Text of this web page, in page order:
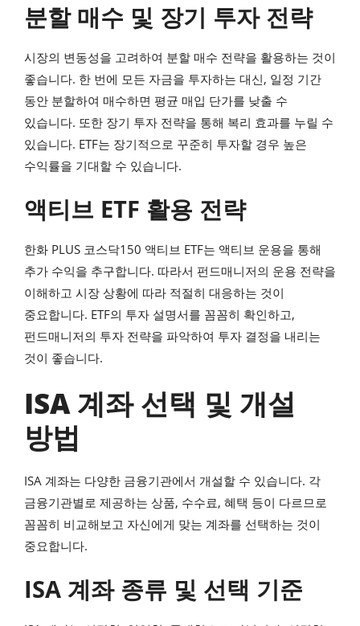
분할 매수 및 장기 투자 전략
시장의 변동성을 고려하여 분할 매수 전략을 활용하는 것이
좋습니다. 한 번에 모든 자금을 투자하는 대신, 일정 기간
동안 분할하여 매수하면 평균 매입 단가를 낮출 수
있습니다. 또한 장기 투자 전략을 통해 복리 효과를 누릴 수
있습니다. ETF는 장기적으로 꾸준히 투자할 경우 높은
수익률을 기대할 수 있습니다.
액티브 ETF 활용 전략
한화 PLUS 코스닥150 액티브 ETF는 액티브 운용을 통해
추가 수익을 추구합니다. 따라서 펀드매니저의 운용 전략을
이해하고 시장 상황에 따라 적절히 대응하는 것이
중요합니다. ETF의 투자 설명서를 꼼꼼히 확인하고,
펀드매니저의 투자 전략을 파악하여 투자 결정을 내리는
것이 좋습니다.
ISA 계좌 선택 및 개설
방법
ISA 계좌는 다양한 금융기관에서 개설할 수 있습니다. 각
금융기관별로 제공하는 상품, 수수료, 혜택 등이 다르므로
꼼꼼히 비교해보고 자신에게 맞는 계좌를 선택하는 것이
중요합니다.
ISA 계좌 종류 및 선택 기준